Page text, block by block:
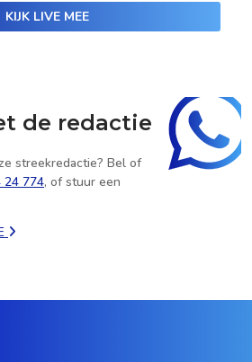
KIJK LIVE MEE
de redactie
streekredactie? Bel of
24 774, of stuur een